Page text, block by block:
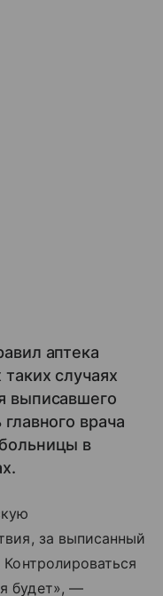
аптека
случаях
выписавшего
врача
в
за выписанный
будет», —